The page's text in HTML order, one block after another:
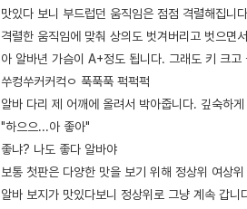
맛있다 보니 부드럽던 움직임은 점점 격렬해집니
격렬한 움직임에 맞춰 상의도 벗겨버리고 벗으면
아 알바년 가슴이 A+정도 됩니다. 그래도 키 크고
쑤컹쑤커커컥ㅇ 푹푹푹 퍽퍽퍽
알바 다리 제 어깨에 올려서 박아줍니다. 깊숙하
"하으으...아 좋아"
좋냐? 나도 좋다 알바야
보통 첫판은 다양한 맛을 보기 위해 정상위 여상
알바 보지가 맛있다보니 정상위로 그냥 계속 갑니